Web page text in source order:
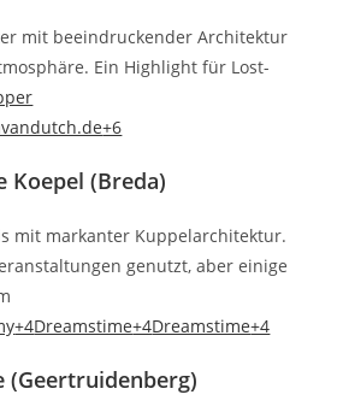
mit beeindruckender Architektur
Ein Highlight für Lost-
+6
Koepel (Breda)
mit markanter Kuppelarchitektur.
genutzt, aber einige
+4Dreamstime+4Dreamstime+4
(Geertruidenberg)